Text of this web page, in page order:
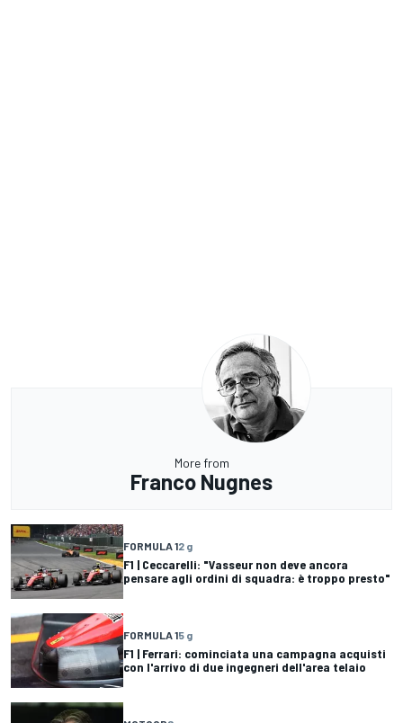
More from
Franco Nugnes
FORMULA 12 g
F1 | Ceccarelli: "Vasseur non deve ancora
pensare agli ordini di squadra: è troppo presto"
FORMULA 15 g
F1 | Ferrari: cominciata una campagna acquisti
con l'arrivo di due ingegneri dell'area telaio